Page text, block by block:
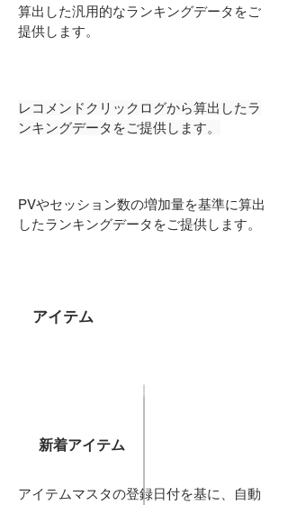
算出した汎用的なランキングデータをご
提供します。
レコメンドクリックログから算出したラ
ンキングデータをご提供します。
PVやセッション数の増加量を基準に算出
したランキングデータをご提供します。
アイテム
新着アイテム
アイテムマスタの登録日付を基に、自動